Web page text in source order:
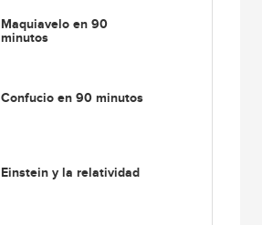
Maquiavelo en 90
minutos
Confucio en 90 minutos
Einstein y la relatividad